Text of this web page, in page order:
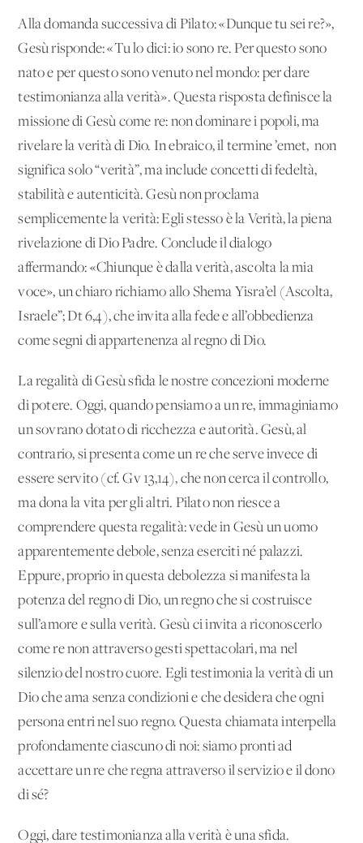
Alla domanda successiva di Pilato: «Dunque tu sei re?»,
Gesù risponde: «Tu lo dici: io sono re. Per questo sono
nato e per questo sono venuto nel mondo: per dare
testimonianza alla verità». Questa risposta definisce la
missione di Gesù come re: non dominare i popoli, ma
rivelare la verità di Dio. In ebraico, il termine ’emet, non
significa solo “verità”, ma include concetti di fedeltà,
stabilità e autenticità. Gesù non proclama
semplicemente la verità: Egli stesso è la Verità, la piena
rivelazione di Dio Padre. Conclude il dialogo
affermando: «Chiunque è dalla verità, ascolta la mia
voce», un chiaro richiamo allo Shema Yisra’el (Ascolta,
Israele”; Dt 6,4), che invita alla fede e all’obbedienza
come segni di appartenenza al regno di Dio.
La regalità di Gesù sfida le nostre concezioni moderne
di potere. Oggi, quando pensiamo a un re, immaginiamo
un sovrano dotato di ricchezza e autorità. Gesù, al
contrario, si presenta come un re che serve invece di
essere servito (cf. Gv 13,14), che non cerca il controllo,
ma dona la vita per gli altri. Pilato non riesce a
comprendere questa regalità: vede in Gesù un uomo
apparentemente debole, senza eserciti né palazzi.
Eppure, proprio in questa debolezza si manifesta la
potenza del regno di Dio, un regno che si costruisce
sull’amore e sulla verità. Gesù ci invita a riconoscerlo
come re non attraverso gesti spettacolari, ma nel
silenzio del nostro cuore. Egli testimonia la verità di un
Dio che ama senza condizioni e che desidera che ogni
persona entri nel suo regno. Questa chiamata interpella
profondamente ciascuno di noi: siamo pronti ad
accettare un re che regna attraverso il servizio e il dono
di sé?
Oggi, dare testimonianza alla verità è una sfida.